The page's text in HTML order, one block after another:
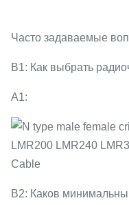
Часто задаваемые
В1: Как выбрать
А1:
В2: Каков